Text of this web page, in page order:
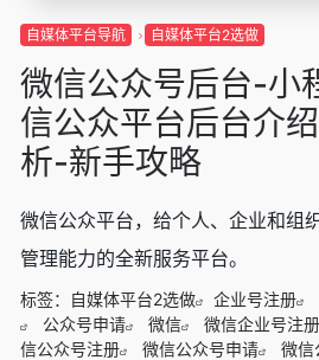
自媒体平台导航 自媒体平台2选做
微信公众号后台-小
信公众平台后台介
析-新手攻略
微信公众平台，给个人、企业和组
管理能力的全新服务平台。
标签： 自媒体平台2选做 企业号注册
公众号申请
微信 微信企业号注册
信公众号注册
微信公众号申请 微信